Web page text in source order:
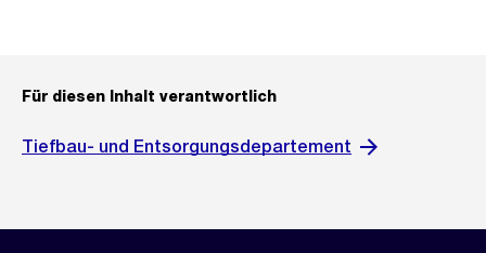
Für diesen Inhalt verantwortlich
Tiefbau- und Entsorgungsdepartement